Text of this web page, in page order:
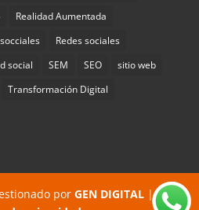
Realidad Aumentada
Redes sociales
social SEM SEO
sitio web
Transformación Digital
por GEN DIGITAL|